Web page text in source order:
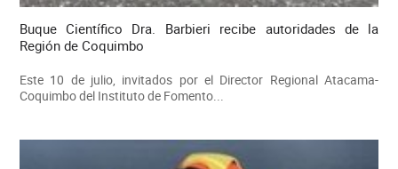
Buque Científico Dra. Barbieri recibe autoridades de la
Región de Coquimbo
Este 10 de julio, invitados por el Director Regional Atacama-
Coquimbo del Instituto de Fomento...